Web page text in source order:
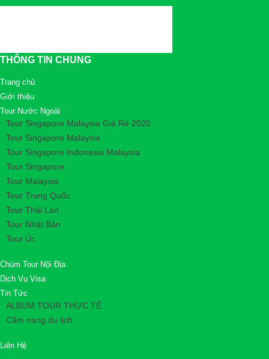
THÔNG TIN CHUNG
Trang chủ
Giới thiệu
Tour Nước Ngoài
Tour Singapore Malaysia Giá Rẻ 2020
Tour Singapore Malaysia
Tour Singapore Indonesia Malaysia
Tour Singapore
Tour Malaysia
Tour Trung Quốc
Tour Thái Lan
Tour Nhật Bản
Tour Úc
Chùm Tour Nội Địa
Dịch Vụ Visa
Tin Tức
ALBUM TOUR THỰC TẾ
Cẩm nang du lịch
Liên Hệ